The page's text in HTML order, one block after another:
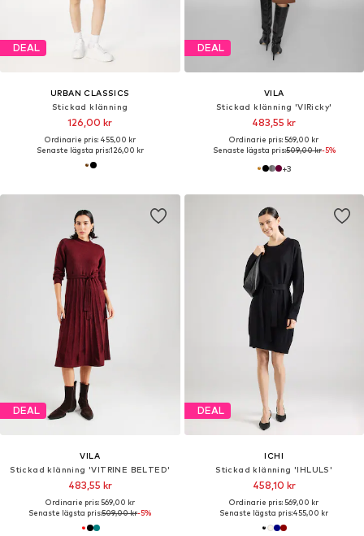
DEAL
URBAN CLASSICS
Stickad klänning
126,00 kr
Ordinarie pris: 455,00 kr
Senaste lägsta pris:126,00 kr
DEAL
VILA
Stickad klänning 'VIRicky'
483,55 kr
Ordinarie pris: 569,00 kr
Senaste lägsta pris:509,00 kr-5%
+3
DEAL
VILA
Stickad klänning 'VITRINE BELTED'
483,55 kr
Ordinarie pris: 569,00 kr
Senaste lägsta pris:509,00 kr-5%
DEAL
ICHI
Stickad klänning 'IHLULS'
458,10 kr
Ordinarie pris: 569,00 kr
Senaste lägsta pris:455,00 kr